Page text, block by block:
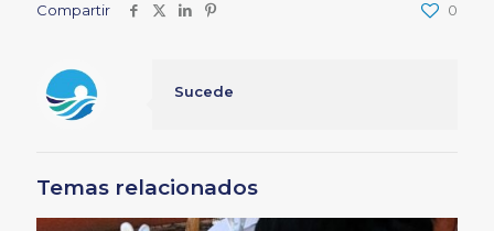
Compartir 0
Sucede
Temas relacionados